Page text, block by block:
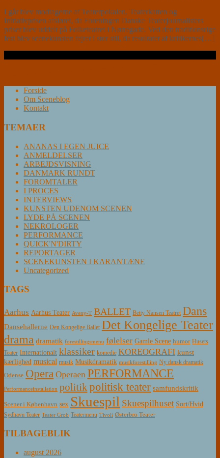
I går blev modtagerne af Teaterpokalen, Teaterkatten og
Initiativprisen afsløret, da Foreningen Danske Teaterjournalisters
priser blev uddelt på Folketeatret i Nørregade. Ved den traditionsrige
fest blev scenekunsten fejret i stor stil, da resultatet af kritikernes[…]
Forside
Om Sceneblog
Kontakt
TEMAER
ANANAS I EGEN JUICE
ANMELDELSER
ARBEJDSVISNING
DANMARK RUNDT
FOROMTALER
I PROCES
INTERVIEWS
KUNSTEN UDENOM SCENEN
LYDE PÅ SCENEN
NEKROLOGER
PERFORMANCE
QUICK'N'DIRTY
REPORTAGER
SCENEKUNSTEN I KARANTÆNE
Uncategorized
TAGS
Aarhus Aarhus Teater Aveny-T BALLET Betty Nansen Teatret Dans
Dansehallerne Den Kongelige Ballet Det Kongelige Teater
drama dramatik forestillingsmenu følelser Gamle Scene humor Husets
Teater Internationalt klassiker komedie KOREOGRAFI kunst
kærlighed musical musik Musikdramatik musikforestilling Ny dansk dramatik
Odense Opera Operaen PERFORMANCE
Performanceinstallation politikpolitisk teater samfundskritik
Scener i København sex Skuespil Skuespilhuset Sort/Hvid
Sydhavn Teater Teater Grob Teatermenu Tivoli Østerbro Teater
TILBAGEBLIK
august 2026